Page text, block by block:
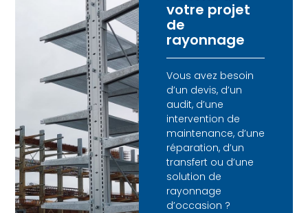
votre projet
de
rayonnage
Vous avez besoin
d’un devis, d’un
audit, d’une
intervention de
maintenance, d’une
réparation, d’un
transfert ou d’une
solution de
rayonnage
d’occasion ?